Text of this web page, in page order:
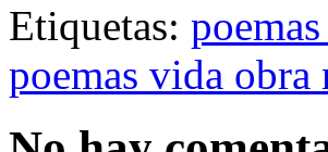
Etiquetas:
poemas vida